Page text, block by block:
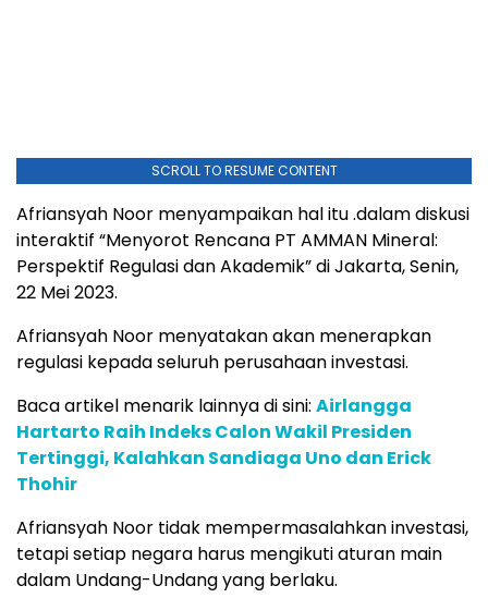
SCROLL TO RESUME CONTENT
Afriansyah Noor menyampaikan hal itu .dalam diskusi
interaktif “Menyorot Rencana PT AMMAN Mineral:
Perspektif Regulasi dan Akademik” di Jakarta, Senin,
22 Mei 2023.
Afriansyah Noor menyatakan akan menerapkan
regulasi kepada seluruh perusahaan investasi.
Baca artikel menarik lainnya di sini: Airlangga
Hartarto Raih Indeks Calon Wakil Presiden
Tertinggi, Kalahkan Sandiaga Uno dan Erick
Thohir
Afriansyah Noor tidak mempermasalahkan investasi,
tetapi setiap negara harus mengikuti aturan main
dalam Undang-Undang yang berlaku.